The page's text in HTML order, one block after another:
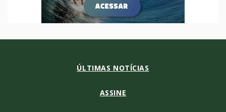
ÚLTIMAS NOTÍCIAS
ASSINE